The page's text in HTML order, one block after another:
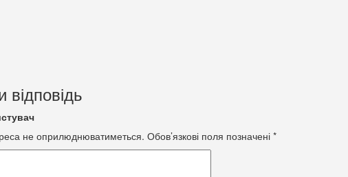
не оприлюднюватиметься. Обов’язкові поля позначені *